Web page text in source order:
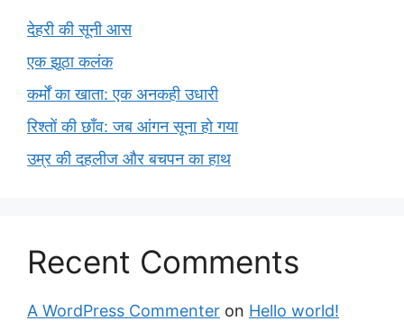
देहरी की सूनी आस
एक झूठा कलंक
कर्मों का खाता: एक अनकही उधारी
रिश्तों की छाँव: जब आंगन सूना हो गया
उम्र की दहलीज और बचपन का हाथ
Recent Comments
A WordPress Commenter on Hello world!